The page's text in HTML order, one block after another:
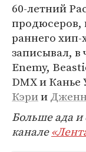
60-летний
продюсеров,
раннего
записывал, в
Enemy,
DMX и Канье
Кэрии
Больше ада и
канале